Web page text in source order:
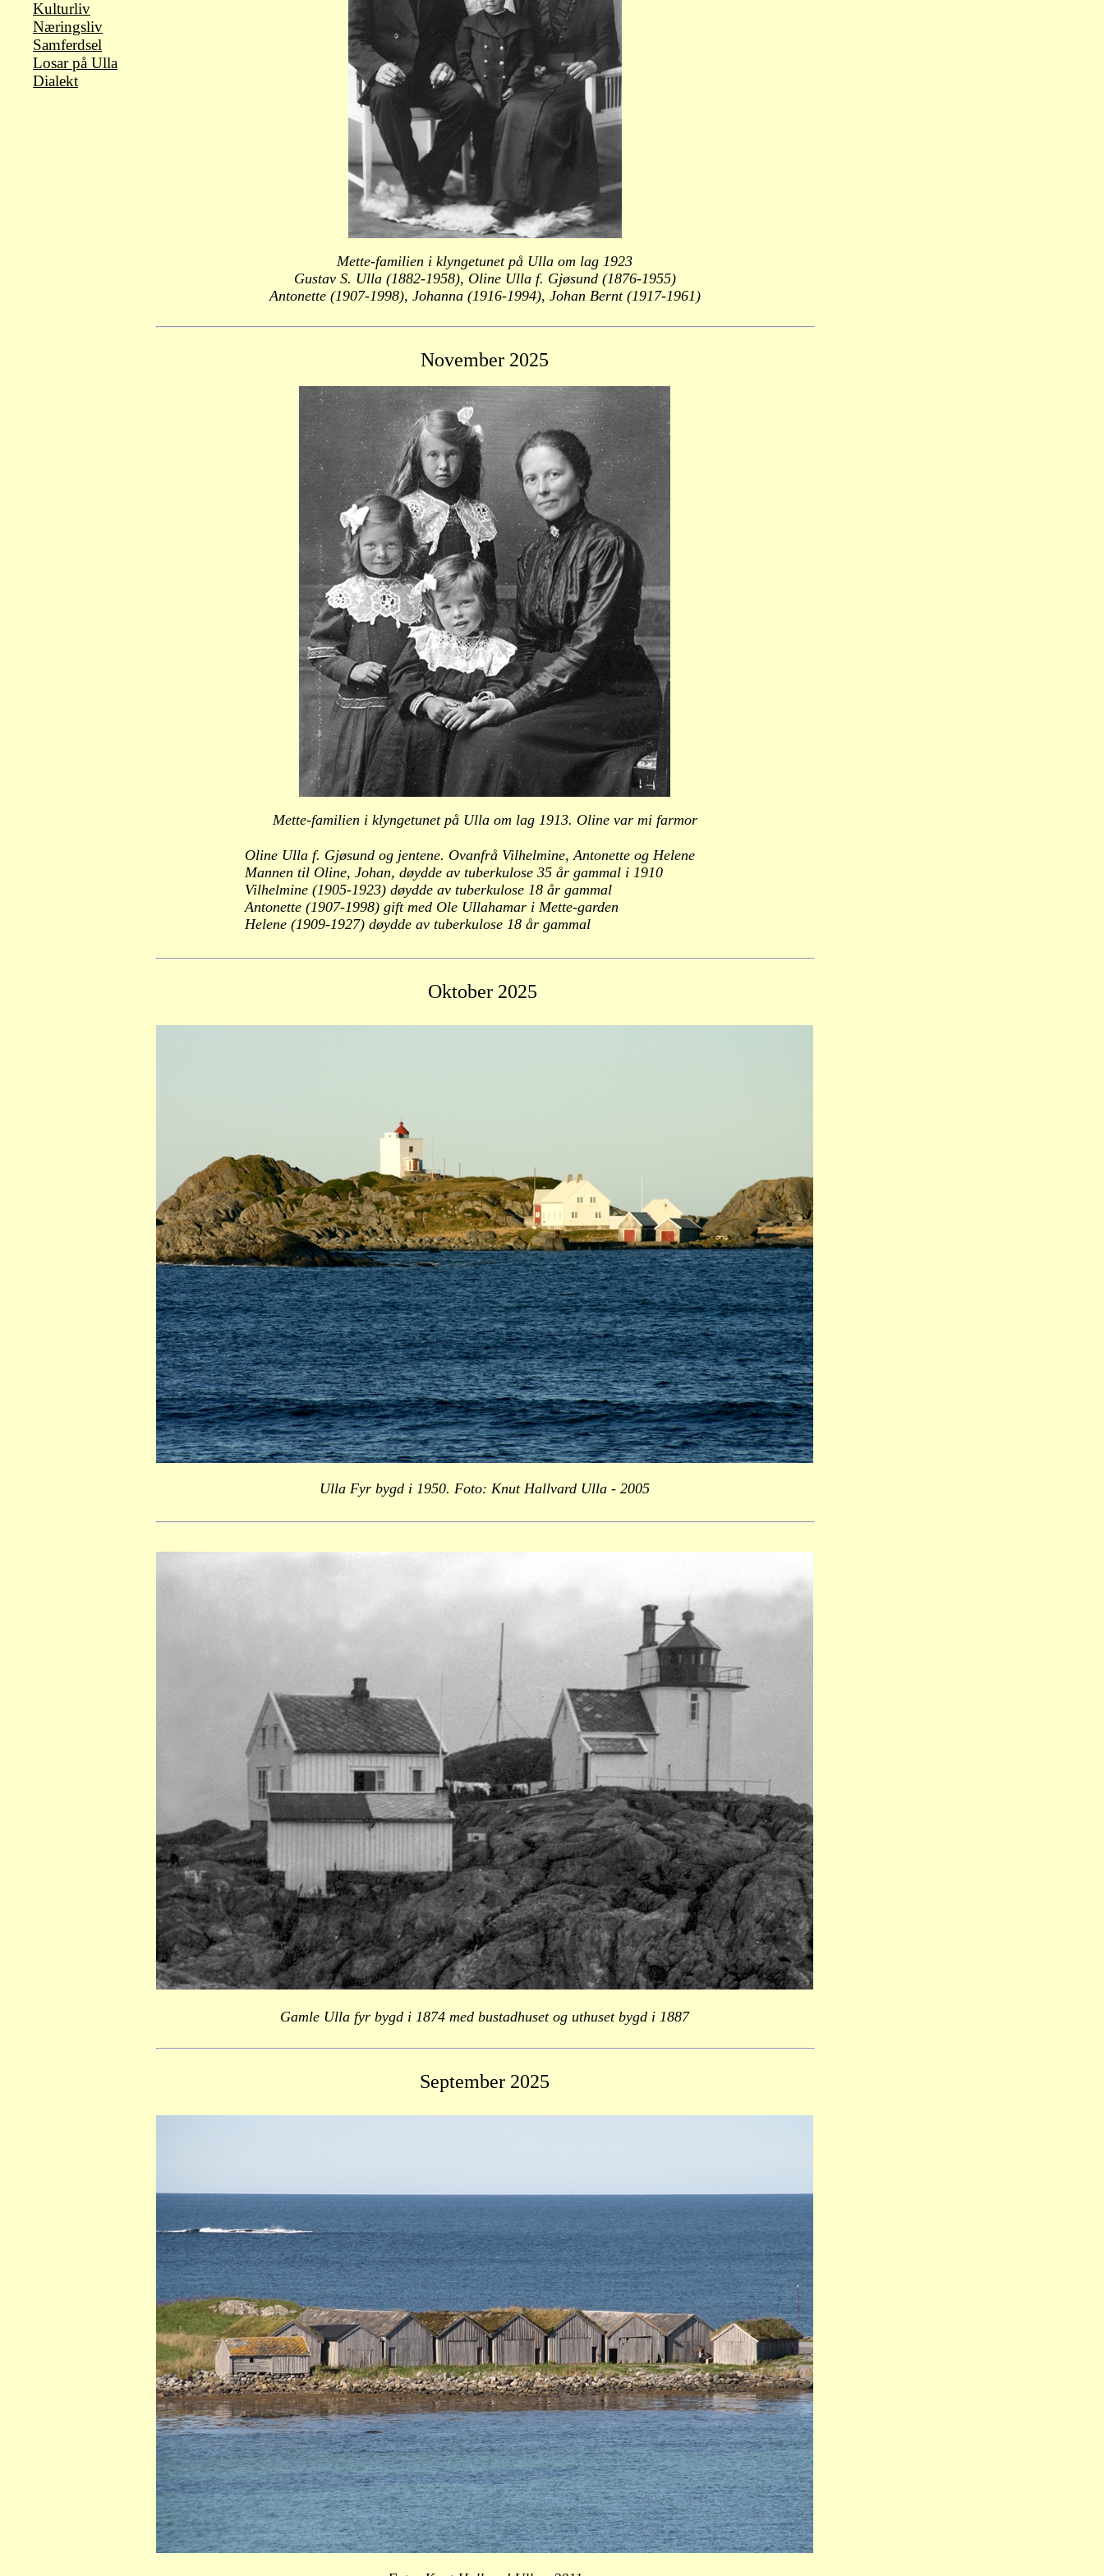
Kulturliv
Næringsliv
Samferdsel
Losar på Ulla
Dialekt
Mette-familien i klyngetunet på Ulla om lag 1923
Gustav S. Ulla (1882-1958), Oline Ulla f. Gjøsund (1876-1955)
Antonette (1907-1998), Johanna (1916-1994), Johan Bernt (1917-1961)
November 2025
Mette-familien i klyngetunet på Ulla om lag 1913. Oline var mi farmor
Oline Ulla f. Gjøsund og jentene. Ovanfrå Vilhelmine, Antonette og Helene
Mannen til Oline, Johan, døydde av tuberkulose 35 år gammal i 1910
Vilhelmine (1905-1923) døydde av tuberkulose 18 år gammal
Antonette (1907-1998) gift med Ole Ullahamar i Mette-garden
Helene (1909-1927) døydde av tuberkulose 18 år gammal
Oktober 2025
Ulla Fyr bygd i 1950. Foto: Knut Hallvard Ulla - 2005
Gamle Ulla fyr bygd i 1874 med bustadhuset og uthuset bygd i 1887
September 2025